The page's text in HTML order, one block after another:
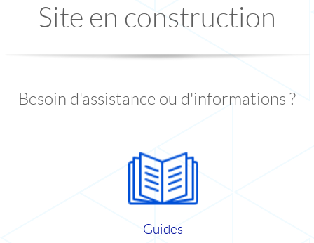
Site en construction
Besoin d'assistance ou d'informations ?
Guides